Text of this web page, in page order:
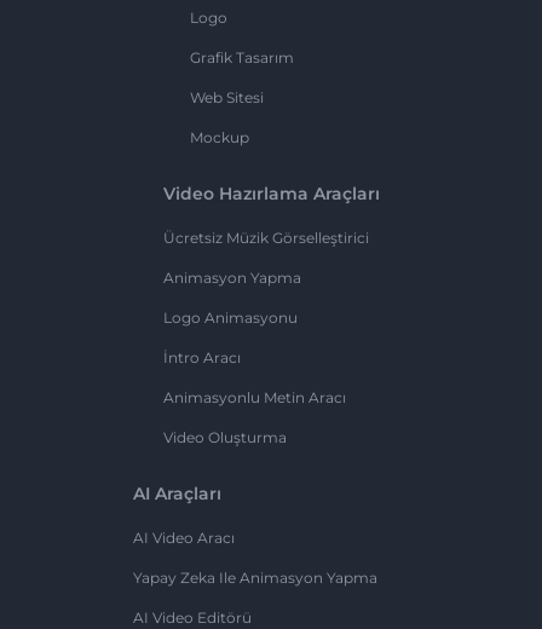
Logo
Grafik Tasarım
Web Sitesi
Mockup
Video Hazırlama Araçları
Ücretsiz Müzik Görselleştirici
Animasyon Yapma
Logo Animasyonu
İntro Aracı
Animasyonlu Metin Aracı
Video Oluşturma
AI Araçları
AI Video Aracı
Yapay Zeka Ile Animasyon Yapma
AI Video Editörü